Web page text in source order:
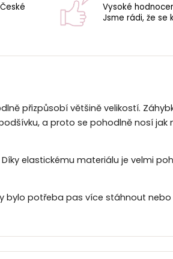
Vysoké
Jsme rádi, že se
přizpůsobí většině velikostí.
a proto se pohodlně nosí jak
elastickému materiálu je velmi
bylo potřeba pas více stáhnout nebo